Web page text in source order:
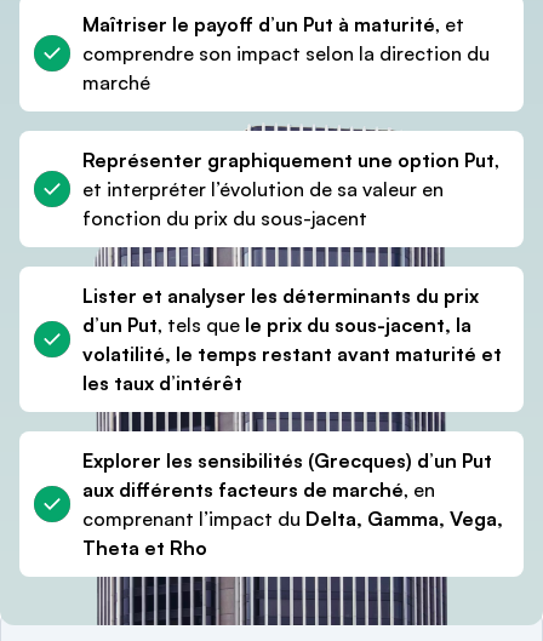
Maîtriser le payoff d’un Put à maturité, et
comprendre son impact selon la direction du
marché
Représenter graphiquement une option Put,
et interpréter l’évolution de sa valeur en
fonction du prix du sous-jacent
Lister et analyser les déterminants du prix
d’un Put, tels que le prix du sous-jacent, la
volatilité, le temps restant avant maturité et
les taux d’intérêt
Explorer les sensibilités (Grecques) d’un Put
aux différents facteurs de marché, en
comprenant l’impact du Delta, Gamma, Vega,
Theta et Rho